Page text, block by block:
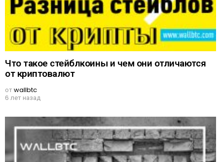
Что такое стейблкоины и чем они отличаются
от криптовалют
отwallbtc
6 лет назад